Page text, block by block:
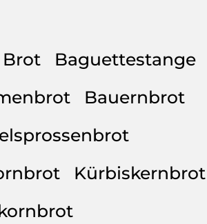
Brot
Baguettestange
Bauernbrot
Kürbiskernbrot